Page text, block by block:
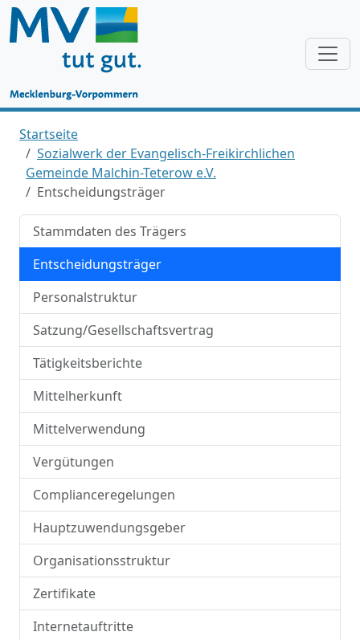
Startseite
Sozialwerk der Evangelisch-Freikirchlichen
Gemeinde Malchin-Teterow e.V.
Entscheidungsträger
Stammdaten des Trägers
Entscheidungsträger
Personalstruktur
Satzung/Gesellschaftsvertrag
Tätigkeitsberichte
Mittelherkunft
Mittelverwendung
Vergütungen
Complianceregelungen
Hauptzuwendungsgeber
Organisationsstruktur
Zertifikate
Internetauftritte